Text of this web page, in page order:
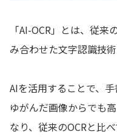
「AI-OCR」とは、従
み合わせた文字認識技術
AIを活用することで、
ゆがんだ画像からでも
なり、従来のOCRと比